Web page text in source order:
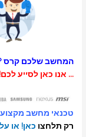
קרס ? חיפשתם
לכם!
מקצועי עד הבית
כאן! או על המספר שלי 054-6341248